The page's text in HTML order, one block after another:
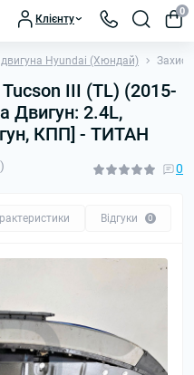
Клієнту
0
двигуна Hyundai (Хюндай)
III (TL) (2015-
Двигун: 2.4L,
КПП] - ТИТАН
0
Відгуки 0